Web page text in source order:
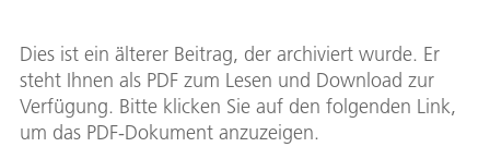
Dies ist ein älterer Beitrag, der archiviert wurde. Er
steht Ihnen als PDF zum Lesen und Download zur
Verfügung. Bitte klicken Sie auf den folgenden Link,
um das PDF-Dokument anzuzeigen.